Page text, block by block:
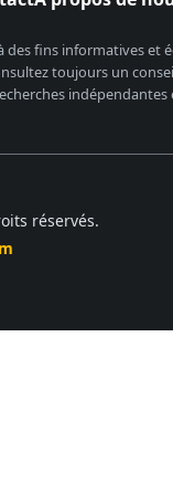
fins informatives et
toujours un
indépendantes
réservés.